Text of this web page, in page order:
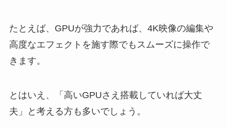
たとえば、GPUが強力であれば、4K映像の編集や
高度なエフェクトを施す際でもスムーズに操作で
きます。
とはいえ、「高いGPUさえ搭載していれば大丈
夫」と考える方も多いでしょう。